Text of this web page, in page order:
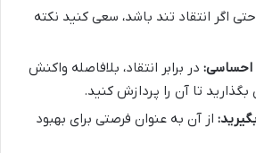
حتی اگر انتقاد تند باشد، سعی کنید نکته
احساسی: در برابر انتقاد، بلافاصله واکنش
تا آن را پردازش کنید.
از آن به عنوان فرصتی برای بهبود